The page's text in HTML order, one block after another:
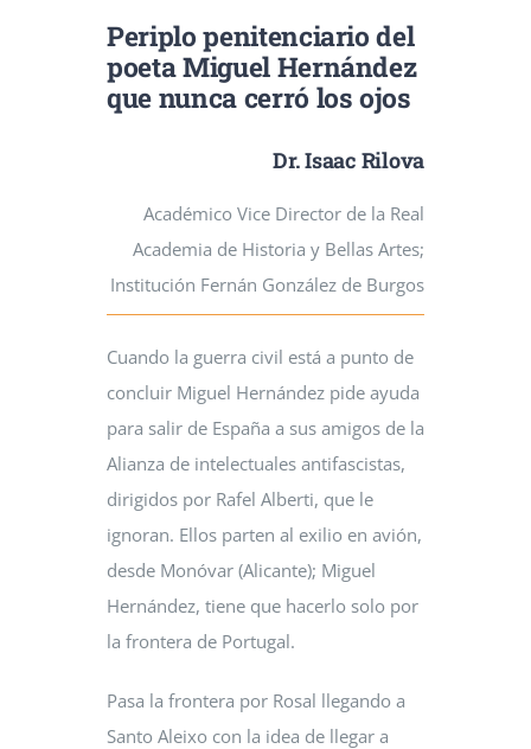
Periplo penitenciario del
poeta Miguel Hernández
que nunca cerró los ojos
Dr. Isaac Rilova
Académico Vice Director de la Real
Academia de Historia y Bellas Artes;
Institución Fernán González de Burgos
Cuando la guerra civil está a punto de
concluir Miguel Hernández pide ayuda
para salir de España a sus amigos de la
Alianza de intelectuales antifascistas,
dirigidos por Rafel Alberti, que le
ignoran. Ellos parten al exilio en avión,
desde Monóvar (Alicante); Miguel
Hernández, tiene que hacerlo solo por
la frontera de Portugal.
Pasa la frontera por Rosal llegando a
Santo Aleixo con la idea de llegar a